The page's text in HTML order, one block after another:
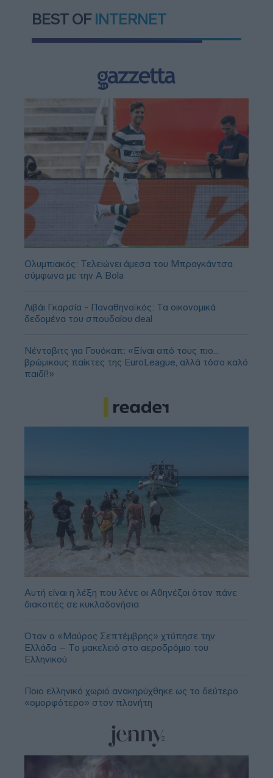
BEST OF INTERNET
Ολυμπιακός: Τελειώνει άμεσα του Μπραγκάντσα
σύμφωνα με την A Bola
Λιβάι Γκαρσία - Παναθηναϊκός: Τα οικονομικά
δεδομένα του σπουδαίου deal
Νέντοβιτς για Γουόκαπ: «Είναι από τους πιο...
βρώμικους παίκτες της EuroLeague, αλλά τόσο καλό
παιδί!»
Αυτή είναι η λέξη που λένε οι Αθηνέζοι όταν πάνε
διακοπές σε κυκλαδονήσια
Όταν ο «Μαύρος Σεπτέμβρης» χτύπησε την
Ελλάδα – Το μακελειό στο αεροδρόμιο του
Ελληνικού
Ποιο ελληνικό χωριό ανακηρύχθηκε ως το δεύτερο
«ομορφότερο» στον πλανήτη